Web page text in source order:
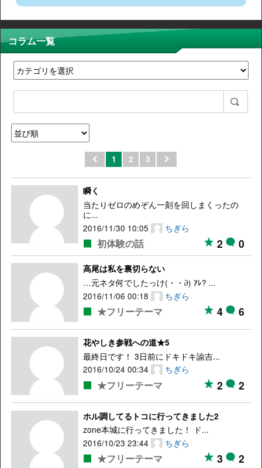
コラム一覧
1 2 3
瞬く
当たりゼロのめぞん一刻を回しまくったの
に...
2016/11/30 10:05
ちぎら
初体験の話 2 0
高尾は私を裏切らない
…元ネタ何でしたっけ(・・∂) ｱﾚ? ...
2016/11/06 00:18
ちぎら
★フリーテーマ 4 6
花やしき参戦への道★5
最終日です！ 3日前にドキドキ諭吉...
2016/10/24 00:34
ちぎら
★フリーテーマ 2 2
ホル調してるトコに行ってきました2
zone本城に行ってきました！ ド...
2016/10/23 23:44
ちぎら
★フリーテーマ 3 2